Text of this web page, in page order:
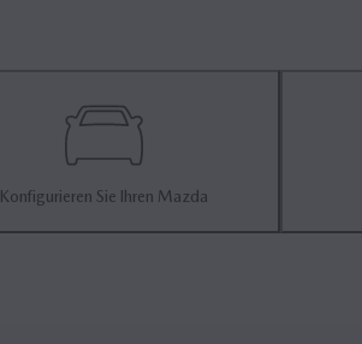
Konfigurieren Sie Ihren Mazda